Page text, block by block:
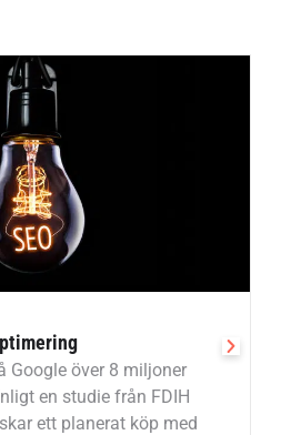
Google över 8 miljoner
en studie från FDIH
ett planerat köp med